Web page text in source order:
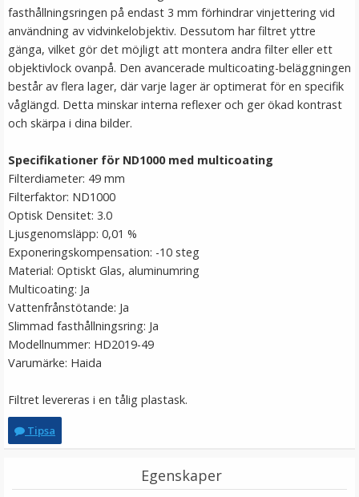
fasthållningsringen på endast 3 mm förhindrar vinjettering vid
användning av vidvinkelobjektiv. Dessutom har filtret yttre
gänga, vilket gör det möjligt att montera andra filter eller ett
objektivlock ovanpå. Den avancerade multicoating-beläggningen
består av flera lager, där varje lager är optimerat för en specifik
våglängd. Detta minskar interna reflexer och ger ökad kontrast
och skärpa i dina bilder.
Specifikationer för ND1000 med multicoating
Filterdiameter: 49 mm
Filterfaktor: ND1000
Optisk Densitet: 3.0
Ljusgenomsläpp: 0,01 %
Exponeringskompensation: -10 steg
Material: Optiskt Glas, aluminumring
Multicoating: Ja
Vattenfrånstötande: Ja
Slimmad fasthållningsring: Ja
Modellnummer: HD2019-49
Varumärke: Haida
Filtret levereras i en tålig plastask.
Tipsa
Egenskaper